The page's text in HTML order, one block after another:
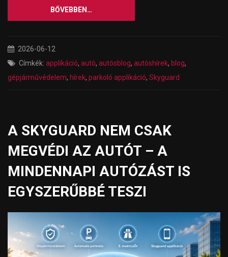
BŐVEBBEN…
2026-06-12
Címkék: applikáció, autó, autósblog, autóshírek, blog,
gépjárművédelem, hírek, parkoló applikáció, Skyguard
A SKYGUARD NEM CSAK
MEGVÉDI AZ AUTÓT – A
MINDENNAPI AUTÓZÁST IS
EGYSZERŰBBÉ TESZI